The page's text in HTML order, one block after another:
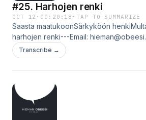
#25. Harhojen renki
OCT 12 · 00:20:18 ·TAP TO SUMMARIZE
Saasta maatukoonSärkyköön
harhojen renki---Email:
@hiemanobeesi
Transcribe →